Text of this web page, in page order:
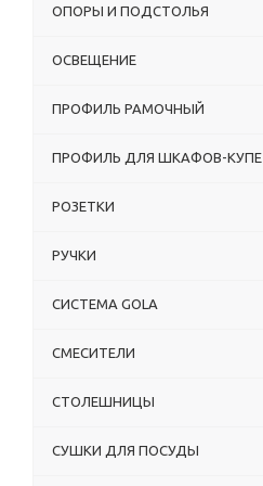
ОПОРЫ И ПОДСТОЛЬЯ
ОСВЕЩЕНИЕ
ПРОФИЛЬ РАМОЧНЫЙ
ПРОФИЛЬ ДЛЯ ШКАФОВ-КУПЕ
РОЗЕТКИ
РУЧКИ
СИСТЕМА GOLA
СМЕСИТЕЛИ
СТОЛЕШНИЦЫ
СУШКИ ДЛЯ ПОСУДЫ